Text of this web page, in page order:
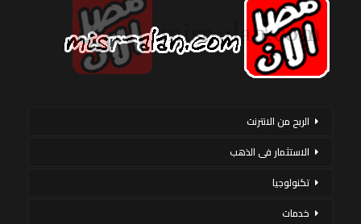
الربح من الانترنت
الاستثمار فى الذهب
تكنولوجيا
خدمات